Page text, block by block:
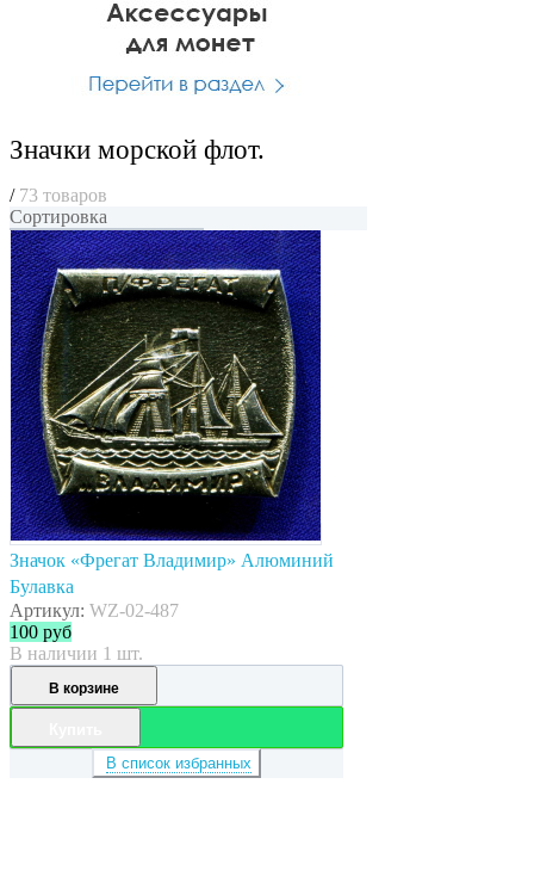
Значки морской флот.
/ 73 товаров
Сортировка
Значок «Фрегат Владимир» Алюминий
Булавка
Артикул: WZ-02-487
100 руб
В наличии 1 шт.
В корзине
В список избранных